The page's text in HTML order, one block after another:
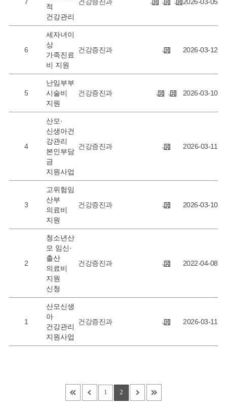
적
건강관리
6
세자녀이
상
가족진료
비 지원
건강증진과 2026-03-12
5
난임부부
시술비
지원
건강증진과 2026-03-10
4
산모·
신생아건
강관리
본인부담
금
지원사업
건강증진과 2026-03-11
3
고위험임
산부
의료비
지원
건강증진과 2026-03-10
2
청소년산
모 임신·
출산
의료비
지원
신청
건강증진과 2022-04-08
1
산모신생
아
건강관리
지원사업
건강증진과 2026-03-11
1 2